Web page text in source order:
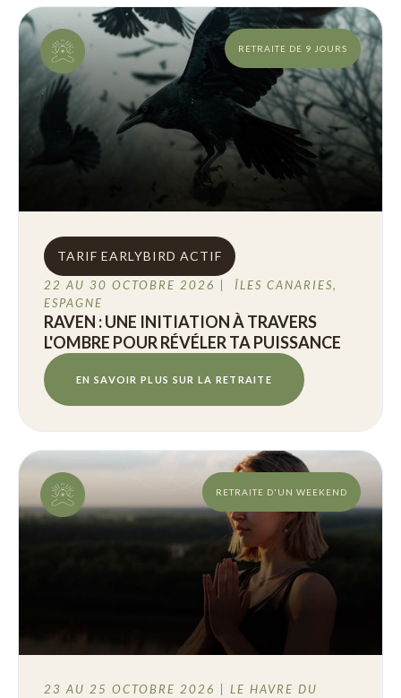
RETRAITE DE 9 JOURS
TARIF EARLYBIRD ACTIF
22 AU 30 OCTOBRE 2026 | ÎLES CANARIES,
ESPAGNE
RAVEN : UNE INITIATION À TRAVERS
L'OMBRE POUR RÉVÉLER TA PUISSANCE
EN SAVOIR PLUS SUR LA RETRAITE
RETRAITE D'UN WEEKEND
23 AU 25 OCTOBRE 2026 | LE HAVRE DU